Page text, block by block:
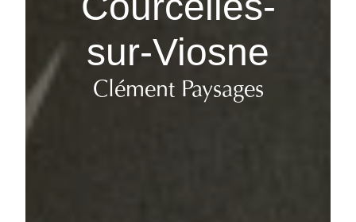
sur-Viosne
Clément Paysages